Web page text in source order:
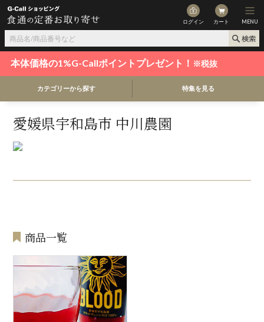
ログイン カート MENU
本体価格の1%G-Callポイントプレゼント！ ※税抜
カテゴリーから探す 特集を見る
愛媛県宇和島市 中川農園
商品一覧